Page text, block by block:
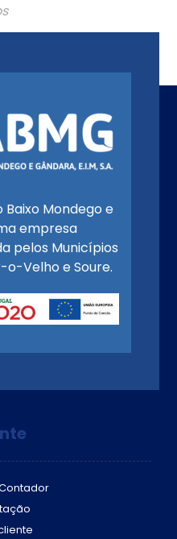
Baixo Mondego e
empresa
pelos Municípios
Velho e Soure.